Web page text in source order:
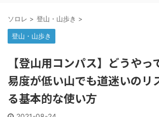
ソロレ > 登山・山歩き >
登山・山歩き
【登山用コンパス】どうやっ
易度が低い山でも道迷いのリ
る基本的な使い方